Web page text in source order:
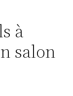
à
salon